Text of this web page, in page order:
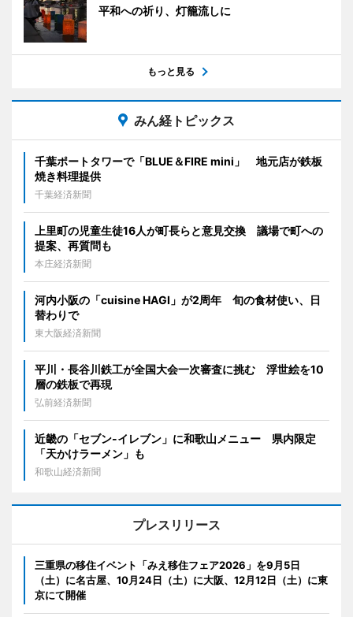
平和への祈り、灯籠流しに
もっと見る
みん経トピックス
千葉ポートタワーで「BLUE＆FIRE mini」 地元店が鉄板
焼き料理提供
千葉経済新聞
上里町の児童生徒16人が町長らと意見交換 議場で町への
提案、再質問も
本庄経済新聞
河内小阪の「cuisine HAGI」が2周年 旬の食材使い、日
替わりで
東大阪経済新聞
平川・長谷川鉄工が全国大会一次審査に挑む 浮世絵を10
層の鉄板で再現
弘前経済新聞
近畿の「セブン-イレブン」に和歌山メニュー 県内限定
「天かけラーメン」も
和歌山経済新聞
プレスリリース
三重県の移住イベント「みえ移住フェア2026」を9月5日
（土）に名古屋、10月24日（土）に大阪、12月12日（土）に東
京にて開催